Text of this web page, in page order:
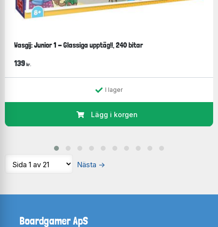
Wasgij: Junior 1 - Glassiga upptäg!!, 240 bitar
139 kr.
I lager
Lägg i korgen
Nästa →
Boardgamer ApS